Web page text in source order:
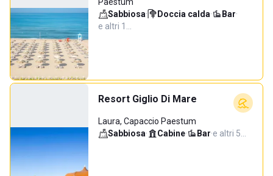
Sabbiosa· Doccia calda· Bar·
e altri 1…
Resort Giglio Di Mare
Laura, Capaccio Paestum
Sabbiosa· Cabine· Bar·e altri 5…